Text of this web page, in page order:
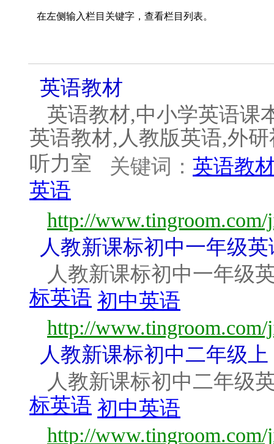
在左侧输入栏目关键字，查看栏目列表。
英语教材
英语教材,中小学英语课
英语教材,人教版英语,外
听力室
关键词： 英语教
英语
http://
人教新课标初中一年级英
人教新课标初中一年级
标英语 初中英语
http://
人教新课标初中二年级上
人教新课标初中二年级
标英语 初中英语
http://